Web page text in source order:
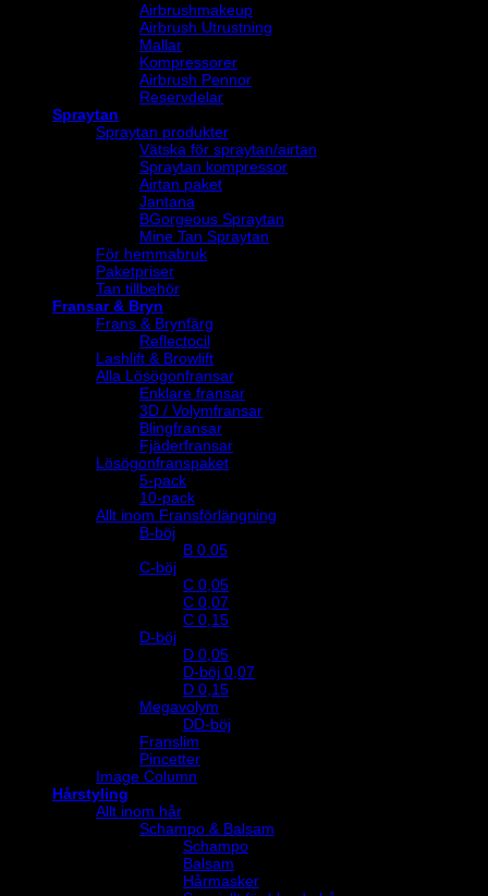
Airbrushmakeup
Airbrush Utrustning
Mallar
Kompressorer
Airbrush Pennor
Reservdelar
Spraytan
Spraytan produkter
Vätska för spraytan/airtan
Spraytan kompressor
Airtan paket
Jantana
BGorgeous Spraytan
Mine Tan Spraytan
För hemmabruk
Paketpriser
Tan tillbehör
Fransar & Bryn
Frans & Brynfärg
Reflectocil
Lashlift & Browlift
Alla Lösögonfransar
Enklare fransar
3D / Volymfransar
Blingfransar
Fjäderfransar
Lösögonfranspaket
5-pack
10-pack
Allt inom Fransförlängning
B-böj
B 0.05
C-böj
C 0,05
C 0,07
C 0,15
D-böj
D 0,05
D-böj 0,07
D 0,15
Megavolym
DD-böj
Franslim
Pincetter
Image Column
Hårstyling
Allt inom hår
Schampo & Balsam
Schampo
Balsam
Hårmasker